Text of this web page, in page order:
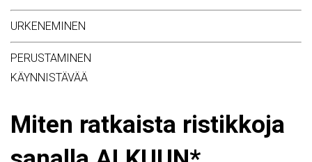
URKENEMINEN
PERUSTAMINEN
KÄYNNISTÄVÄÄ
Miten ratkaista ristikkoja